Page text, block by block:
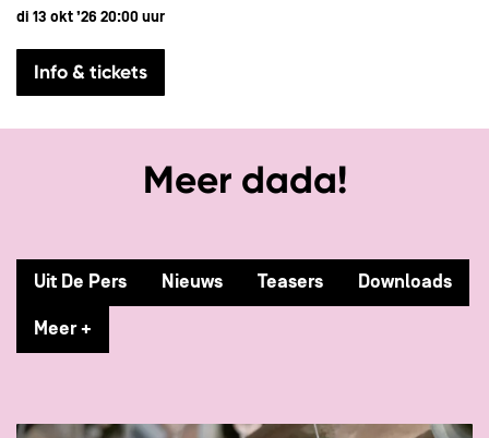
di 13 okt ’26 20:00 uur
Info & tickets
Meer dada!
Uit De Pers Nieuws Teasers Downloads
Meer +